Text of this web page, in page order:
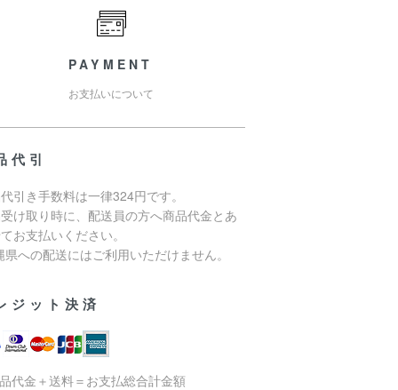
PAYMENT
お支払いについて
代引
引き手数料は一律324円です。
け取り時に、配送員の方へ商品代金とあ
お支払いください。
県への配送にはご利用いただけません。
ジット決済
代金＋送料＝お支払総合計金額